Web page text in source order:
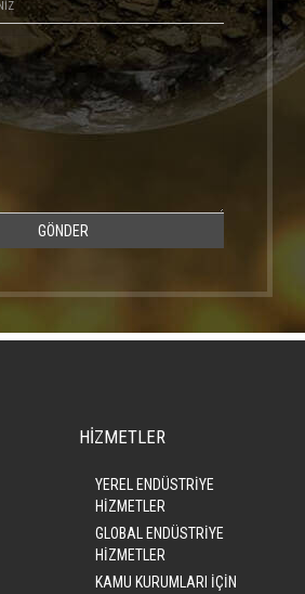
GÖNDER
HİZMETLER
YEREL ENDÜSTRİYE
HİZMETLER
GLOBAL ENDÜSTRİYE
HİZMETLER
KAMU KURUMLARI İÇİN